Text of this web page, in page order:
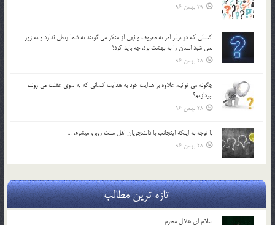
29 بهمن 96
كساني كه در برابر امر به معروف و نهي از منكر مي گويند به شما ربطي ندارد و به زور
نمي شود انسان را به بهشت برد، چه بايد كرد؟
28 بهمن 96
چگونه مي توانيم علاوه بر هدايت خود به هدايت كساني كه به سوي غفلت مي روند،
بپردازيم؟
28 بهمن 96
با توجه به اينكه اينجانب با دانشجويان اهل سنت روبرو مي‎شوم، …
28 بهمن 96
تازه ترین مطالب
سلام ای هلال محرم